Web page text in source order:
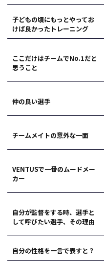
子どもの頃にもっとやってお
けば良かったトレーニング
ここだけはチームでNo.1だと
思うこと
仲の良い選手
チームメイトの意外な一面
VENTUSで一番のムードメー
カー
自分が監督をする時、選手と
して呼びたい選手、その理由
自分の性格を一言で表すと？